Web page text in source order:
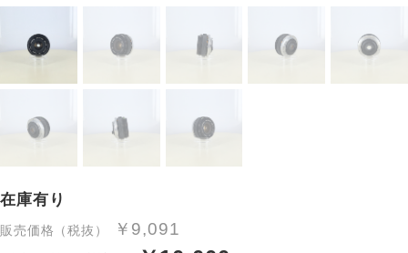
在庫有り
販売価格（税抜） ￥9,091